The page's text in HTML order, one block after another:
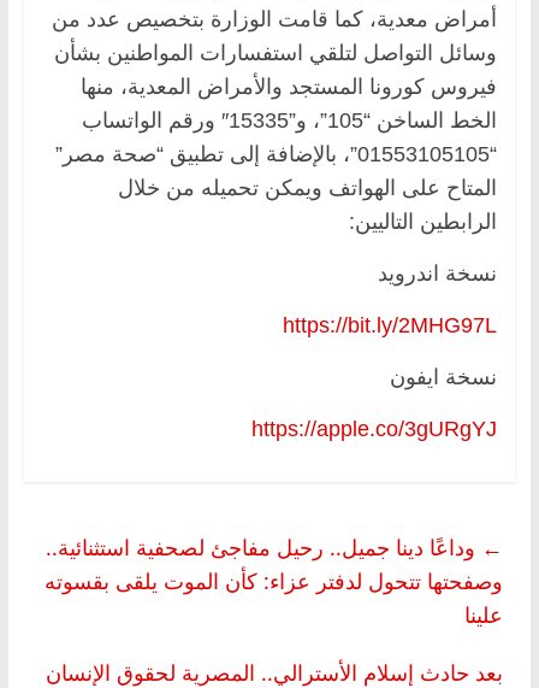
أمراض معدية، كما قامت الوزارة بتخصيص عدد من
وسائل التواصل لتلقي استفسارات المواطنين بشأن
فيروس كورونا المستجد والأمراض المعدية، منها
الخط الساخن “105”، و”15335″ ورقم الواتساب
“01553105105”، بالإضافة إلى تطبيق “صحة مصر”
المتاح على الهواتف ويمكن تحميله من خلال
الرابطين التاليين:
نسخة اندرويد
https://bit.ly/2MHG97L
نسخة ايفون
https://apple.co/3gURgYJ
← وداعًا دينا جميل.. رحيل مفاجئ لصحفية استثنائية..
وصفحتها تتحول لدفتر عزاء: كأن الموت يلقى بقسوته
علينا
بعد حادث إسلام الأسترالي.. المصرية لحقوق الإنسان